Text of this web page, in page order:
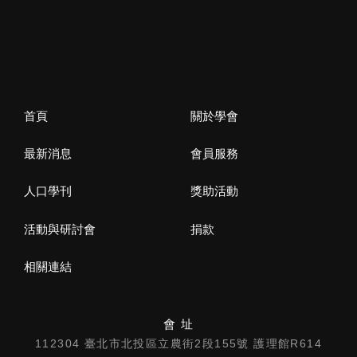
首頁 關於學會
最新消息 會員服務
人口學刊 獎助活動
活動與研討會 捐款
相關連結
會 址
112304 臺北市北投區立農街2段155號 護理館R614